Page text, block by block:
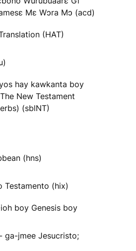
Mɛ Wɔra Mɔ (acd)
(HAT)
hay kawkanta boy
New Testament
(sblNT)
(hns)
Testamento (hix)
boy Genesis boy
ga-jmee Jesucristo;